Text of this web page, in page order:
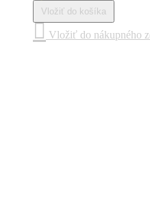
Vložiť do košíka
Vložiť do nákupného